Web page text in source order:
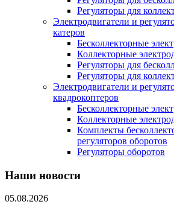
Регуляторы для
Электродвигатели и
катеров
Бесколлекторные
Коллекторные
Регуляторы для
Регуляторы для
Электродвигатели и
квадрокоптеров
Бесколлекторные
Коллекторные
Комплекты
регуляторов оборотов
Регуляторы оборотов
Наши новости
05.08.2026